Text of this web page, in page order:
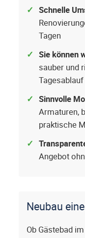
Schnelle
Tagen
Sie können
sauber und
Tagesablauf
Sinnvolle
Armaturen,
praktische
Angebot
Neubau
Ob Gästebad